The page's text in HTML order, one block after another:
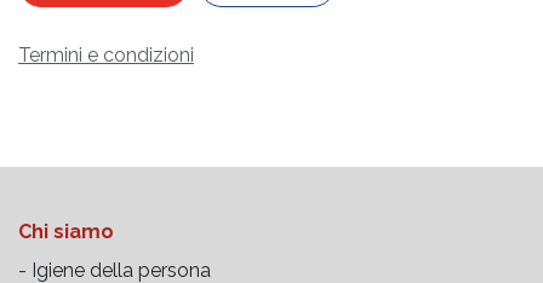
Termini e condizioni
Chi siamo
- Igiene della persona